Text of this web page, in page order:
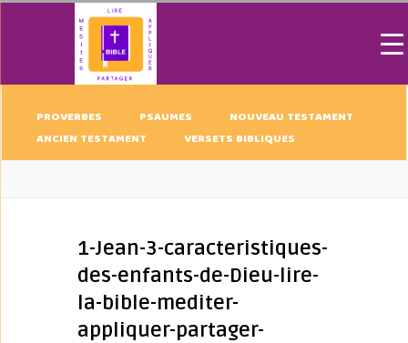
PROVERBES PSAUMES
NOUVEAU TESTAMENT
ANCIEN TESTAMENT
VERSETS BIBLIQUES
1-Jean-3-caracteristiques-
des-enfants-de-Dieu-lire-
la-bible-mediter-
appliquer-partager-